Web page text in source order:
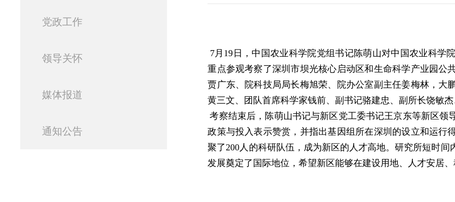
党政工作
领导关怀
媒体报道
通知公告
7月19日，中国农业科学院党组书记陈萌山对中国农业科学
重点参观考察了深圳市坝光核心启动区和生命科学产业园公
贾广东、院科技局局长梅旭荣、院办公室副主任姜梅林，大
黄三文、团队首席科学家钱前、副书记骆建忠、副所长饶敏杰
考察结束后，陈萌山书记与新区党工委书记王京东等新区
政策与投入表示赞赏，并指出基因组所在深圳的设立和运行
聚了200人的科研队伍，成为新区的人才高地。研究所短时
发展奠定了国际地位，希望新区能够在建设用地、人才安居